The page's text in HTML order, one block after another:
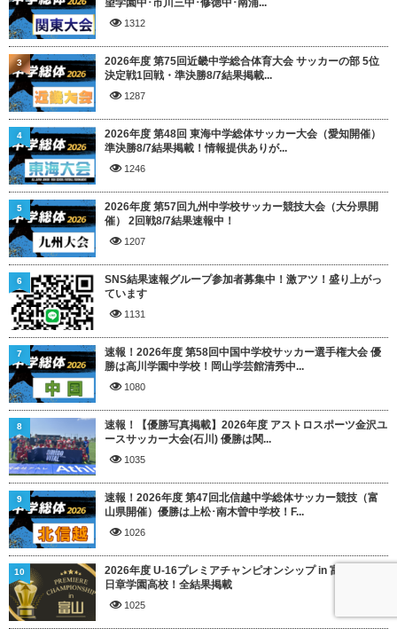
1312
2026年度 第75回近畿中学総合体育大会 サッカーの部 5位
決定戦1回戦・準決勝8/7結果掲載...
1287
3
2026年度 第48回 東海中学総体サッカー大会（愛知開催）
準決勝8/7結果掲載！情報提供ありが...
1246
4
2026年度 第57回九州中学校サッカー競技大会（大分県開
催） 2回戦8/7結果速報中！
1207
5
SNS結果速報グループ参加者募集中！激アツ！盛り上がっ
ています
1131
6
速報！2026年度 第58回中国中学校サッカー選手権大会 優
勝は高川学園中学校！岡山学芸館清秀中...
1080
7
速報！【優勝写真掲載】2026年度 アストロスポーツ金沢ユ
ースサッカー大会(石川) 優勝は関...
1035
8
速報！2026年度 第47回北信越中学総体サッカー競技（富
山県開催）優勝は上松･南木曽中学校！F...
1026
9
2026年度 U-16プレミアチャンピオンシップ in 富山 優勝は
日章学園高校！全結果掲載
1025
10